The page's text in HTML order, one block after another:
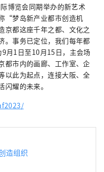
，共同构建文化艺术、经
环，并致力于创造一个充
我们希望世博会能够成为
化艺术、科学技术和经济
契机。
梦
构（株式会社）/秘书处：
4-5，邮编：530-0001
博览会同期举办的新艺术
“梦岛新产业都市创造机
都这座千年之都、文化之
。事务已定位，我们每年都
月1日至10月15日，主会场
都市内的画廊、工作室、企
以此为起点，连接大阪、全
耀的未来。
造组织